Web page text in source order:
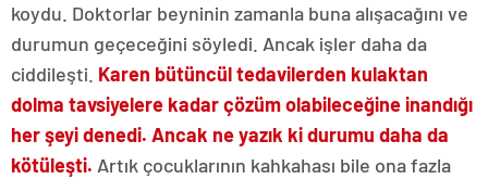
koydu. Doktorlar beyninin zamanla buna alışacağını ve
durumun geçeceğini söyledi. Ancak işler daha da
ciddileşti. Karen bütüncül tedavilerden kulaktan
dolma tavsiyelere kadar çözüm olabileceğine inandığı
her şeyi denedi. Ancak ne yazık ki durumu daha da
kötüleşti. Artık çocuklarının kahkahası bile ona fazla